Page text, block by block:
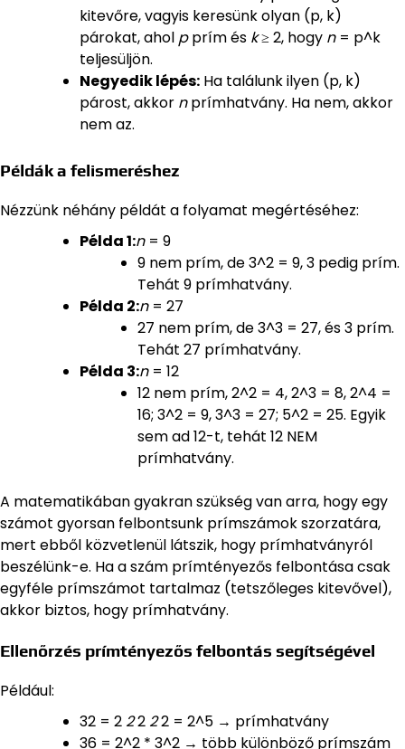
kitevőre, vagyis keresünk olyan (p, k)
párokat, ahol pprím és k≥ 2, hogy n= p^k
teljesüljön.
Negyedik lépés: Ha találunk ilyen (p, k)
párost, akkor nprímhatvány. Ha nem, akkor
nem az.
Példák a felismeréshez
Nézzünk néhány példát a folyamat megértéséhez:
Példa 1:n= 9
9 nem prím, de 3^2 = 9, 3 pedig prím.
Tehát 9 prímhatvány.
Példa 2:n= 27
27 nem prím, de 3^3 = 27, és 3 prím.
Tehát 27 prímhatvány.
Példa 3:n= 12
12 nem prím, 2^2 = 4, 2^3 = 8, 2^4 =
16; 3^2 = 9, 3^3 = 27; 5^2 = 25. Egyik
sem ad 12-t, tehát 12 NEM
prímhatvány.
A matematikában gyakran szükség van arra, hogy egy
számot gyorsan felbontsunk prímszámok szorzatára,
mert ebből közvetlenül látszik, hogy prímhatványról
beszélünk-e. Ha a szám prímtényezős felbontása csak
egyféle prímszámot tartalmaz (tetszőleges kitevővel),
akkor biztos, hogy prímhatvány.
Ellenőrzés prímtényezős felbontás segítségével
Például:
32 = 2 22 22 = 2^5 → prímhatvány
36 = 2^2 * 3^2 → több különböző prímszám